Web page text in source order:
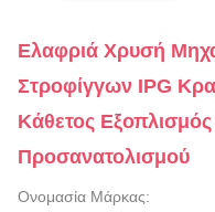
Ελαφριά Χρυσή
Στροφίγγων IPG
Κάθετος
Προσανατολισμού
Ονομασία Μάρκας: